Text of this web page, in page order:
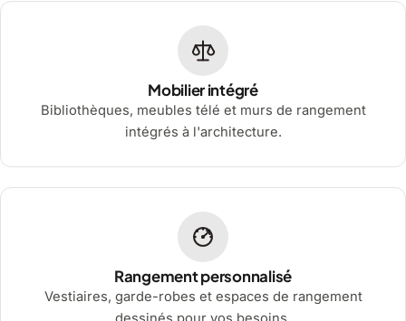
Mobilier intégré
Bibliothèques, meubles télé et murs de rangement
intégrés à l'architecture.
Rangement personnalisé
Vestiaires, garde-robes et espaces de rangement